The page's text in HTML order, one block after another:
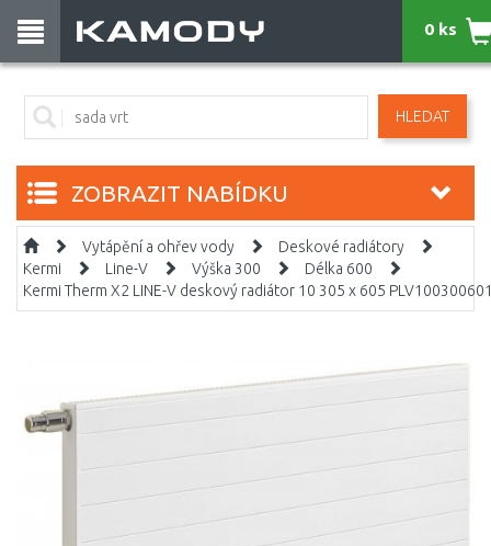
HLEDAT
0 ks
ZOBRAZIT NABÍDKU
Vytápění a ohřev vody
Deskové radiátory
Kermi
Line-V Výška 300
Délka 600
Kermi Therm X2 LINE-V deskový radiátor 10 305 x 605